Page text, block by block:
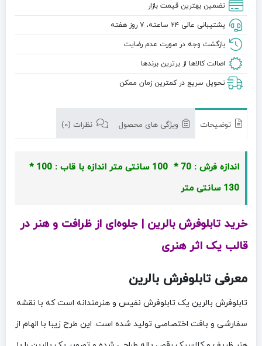
تضمین بهترین قیمت بازار
پشتیبانی عالی ۲۴ ساعته، ۷ روز هفته
بازگشت وجه در صورت عدم رضایت
اصالت کالاها از برترین برندها
تحویل سریع در کمترین زمان ممکن
توضیحات ویژگی های محصول نظرات (0)
اندازه فرش : 70 * 100 سانتی متر
اندازه با قاب : 100 *
130 سانتی متر
خرید تابلوفرش بالرین | جلوه‌ای از ظرافت و هنر در
قالب یک اثر هنری
معرفی تابلوفرش بالرین
تابلوفرش بالرین یک تابلوفرش نفیس و هنرمندانه است که با نقشه
سفارشی و بافت اختصاصی تولید شده است. این طرح زیبا با الهام از